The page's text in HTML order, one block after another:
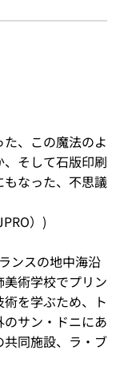
、この魔法のよ
そして石版印刷
なった、不思議
）)
ンスの地中海沿
術学校でプリン
を学ぶため、ト
サン・ドニにあ
同施設、ラ・ブ